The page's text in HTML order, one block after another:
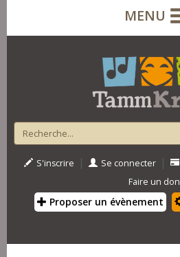
MENU
S'inscrire | Se connecter |
Faire un don
Proposer un évènement